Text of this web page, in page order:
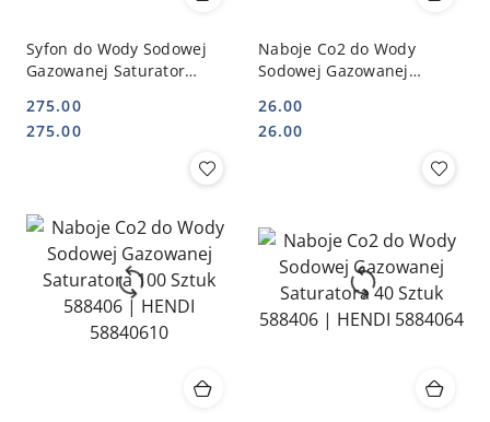
Syfon do Wody Sodowej
Gazowanej Saturator
| KAYSER 3801_10
Cena:
275.00
Cena:
275.00
Naboje Co2 do Wody
Sodowej Gazowanej
HENDI 588406
Cena:
26.00
Cena:
26.00